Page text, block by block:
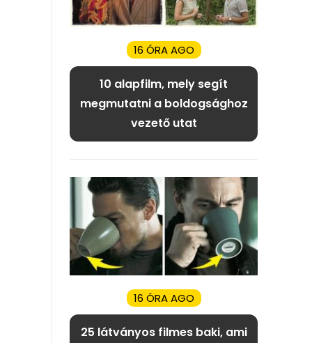
16 ÓRA AGO
10 alapfilm, mely segít
megmutatni a boldogsághoz
vezető utat
16 ÓRA AGO
25 látványos filmes baki, ami